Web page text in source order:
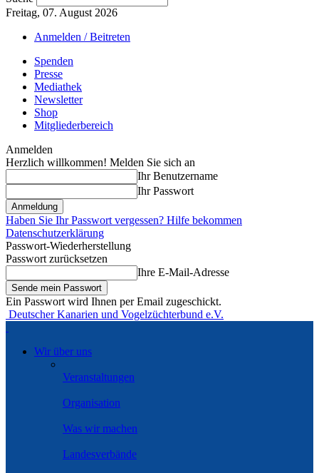
Freitag, 07. August 2026
Anmelden / Beitreten
Spenden
Presse
Mediathek
Newsletter
Shop
Mitgliederbereich
Anmelden
Herzlich willkommen! Melden Sie sich an
Ihr Benutzername
Ihr Passwort
Haben Sie Ihr Passwort vergessen? Hilfe bekommen
Datenschutzerklärung
Passwort-Wiederherstellung
Passwort zurücksetzen
Ihre E-Mail-Adresse
Ein Passwort wird Ihnen per Email zugeschickt.
Deutscher Kanarien und Vogelzüchterbund e.V.
Wir über uns
Veranstaltungen
Organisation
Was wir machen
Landesverbände